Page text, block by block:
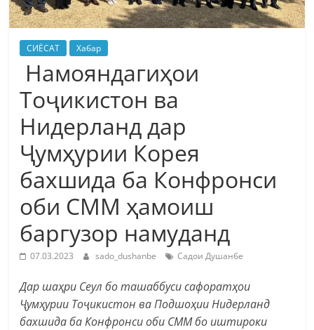
СИЁСАТ Хабар
Намояндагиҳои
Тоҷикистон ва
Нидерланд дар
Ҷумҳурии Корея
бахшида ба Конфронси
оби СММ ҳамоиш
баргузор намуданд
07.03.2023 sado_dushanbe Садои Душанбе
Дар шаҳри Сеул бо ташаббуси сафоратҳои
Ҷумҳурии Тоҷикистон ва Подшоҳии Нидерланд
бахшида ба Конфронси оби СММ бо иштироки